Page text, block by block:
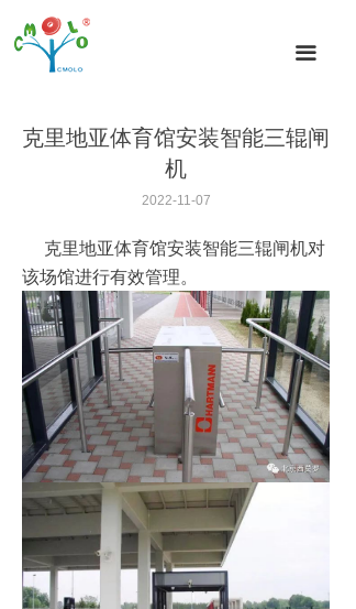
끀
首页
闸机分类
闸机方案
闸机技术
关于我们
联系我们
克里地亚体育馆安装智能三辊闸
机
克里地亚体育馆安装智能三辊闸机对
该场馆进行有效管理。
2022-11-07